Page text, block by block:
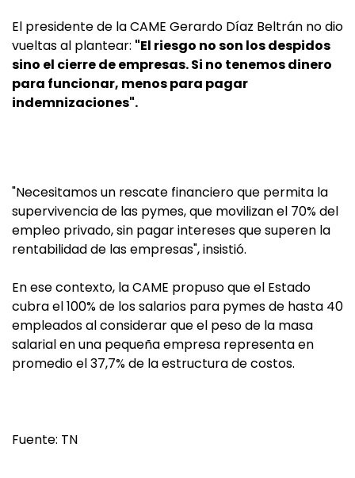
El presidente de la CAME Gerardo Díaz Beltrán no dio
vueltas al plantear: "El riesgo no son los despidos
sino el cierre de empresas. Si no tenemos dinero
para funcionar, menos para pagar
indemnizaciones".
"Necesitamos un rescate financiero que permita la
supervivencia de las pymes, que movilizan el 70% del
empleo privado, sin pagar intereses que superen la
rentabilidad de las empresas", insistió.
En ese contexto, la CAME propuso que el Estado
cubra el 100% de los salarios para pymes de hasta 40
empleados al considerar que el peso de la masa
salarial en una pequeña empresa representa en
promedio el 37,7% de la estructura de costos.
Fuente: TN